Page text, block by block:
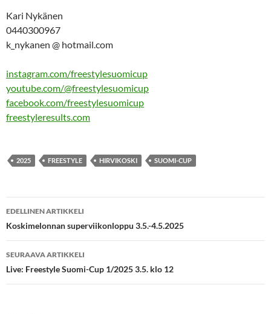
Kari Nykänen
0440300967
k_nykanen @ hotmail.com
instagram.com/freestylesuomicup
youtube.com/@freestylesuomicup
facebook.com/freestylesuomicup
freestyleresults.com
2025 FREESTYLE HIRVIKOSKI SUOMI-CUP
Artikkelien
selaus
EDELLINEN ARTIKKELI
Koskimelonnan superviikonloppu 3.5.-4.5.2025
SEURAAVA ARTIKKELI
Live: Freestyle Suomi-Cup 1/2025 3.5. klo 12